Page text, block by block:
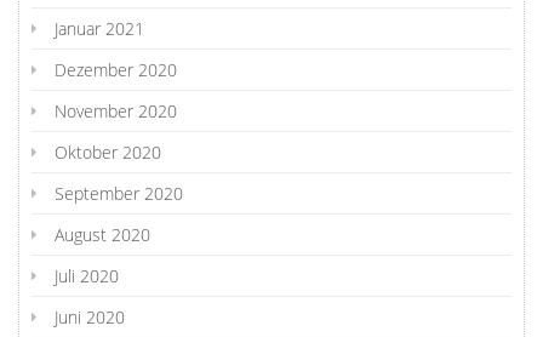
Januar 2021
Dezember 2020
November 2020
Oktober 2020
September 2020
August 2020
Juli 2020
Juni 2020